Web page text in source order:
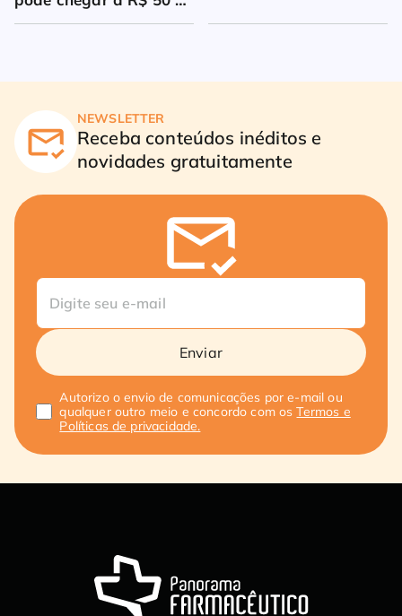
milhões
NEWSLETTER
Receba conteúdos inéditos e
novidades gratuitamente
Enviar
Autorizo o envio de comunicações por e-mail ou
qualquer outro meio e concordo com osTermos e
Políticas de privacidade.